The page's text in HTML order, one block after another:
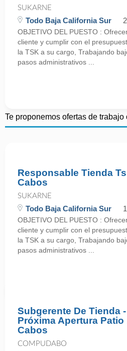
SUKARNE
Todo Baja California Sur
OBJETIVO DEL PUESTO :
cliente y cumplir con el
la TSK a su cargo, Trabajando
pasos administrativos ...
Te proponemos ofertas de trabajo
Responsable Tienda
Cabos
SUKARNE
Todo Baja California Sur
OBJETIVO DEL PUESTO :
cliente y cumplir con el
la TSK a su cargo, Trabajando
pasos administrativos ...
Subgerente De Tienda -
Próxima Apertura Patio
Cabos
COMPUDABO